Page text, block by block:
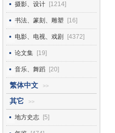
摄影、设计 [1214]
书法、篆刻、雕塑 [16]
电影、电视、戏剧 [4372]
论文集 [19]
音乐、舞蹈 [20]
繁体中文 >>
其它 >>
地方史志 [5]